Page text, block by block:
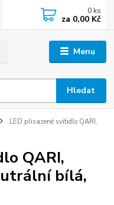
Menu
Hledat
0 ks
za 0,00 Kč
LED přisazené svítidlo QARI,
QARI,
bílá,